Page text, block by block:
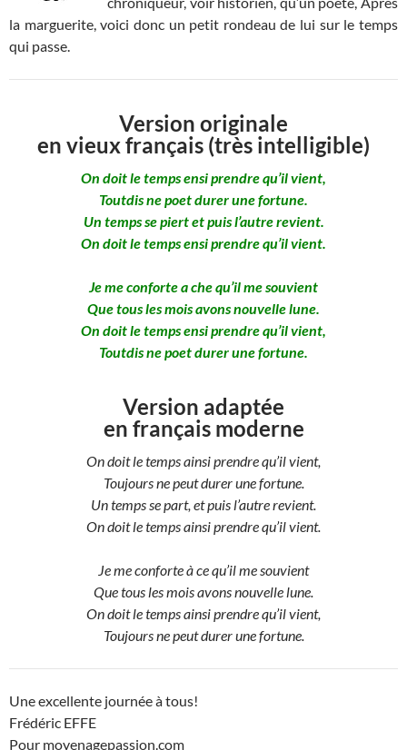
la marguerite, voici donc un petit rondeau de lui sur le temps
qui passe.
Version originale
en vieux français (très intelligible)
On doit le temps ensi prendre qu’il vient,
Toutdis ne poet durer une fortune.
Un temps se piert et puis l’autre revient.
On doit le temps ensi prendre qu’il vient.
Je me conforte a che qu’il me souvient
Que tous les mois avons nouvelle lune.
On doit le temps ensi prendre qu’il vient,
Toutdis ne poet durer une fortune.
Version adaptée
en français moderne
On doit le temps ainsi prendre qu’il vient,
Toujours ne peut durer une fortune.
Un temps se part, et puis l’autre revient.
On doit le temps ainsi prendre qu’il vient.
Je me conforte à ce qu’il me souvient
Que tous les mois avons nouvelle lune.
On doit le temps ainsi prendre qu’il vient,
Toujours ne peut durer une fortune.
Une excellente journée à tous!
Frédéric EFFE
Pour moyenagepassion.com